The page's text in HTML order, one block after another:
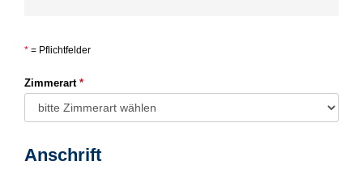
* = Pflichtfelder
Zimmerart *
Anschrift